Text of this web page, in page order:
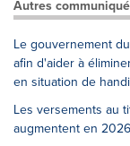
Autres
Le gouvernement
afin d'aider à
en situation de
Les versements au
augmentent en